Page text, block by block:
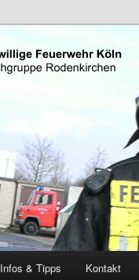
Infos & Tipps Kontakt